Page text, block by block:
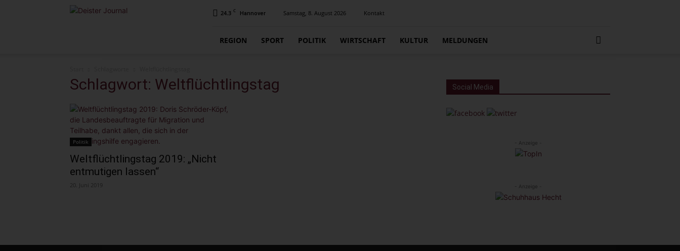
Deister
24.3 C Hannover Samstag, 8. August 2026 Kontakt
REGION SPORT POLITIK WIRTSCHAFT KULTUR MELDUNGEN
Schlagwort: Weltflüchtlingstag
Politik
Weltflüchtlingstag 2019: „Nicht
entmutigen lassen“
20. Juni 2019
Social Media
- Anzeige -
- Anzeige -